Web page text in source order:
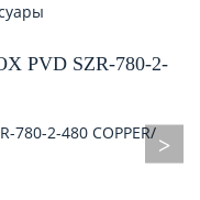
PVD SZR-780-2-